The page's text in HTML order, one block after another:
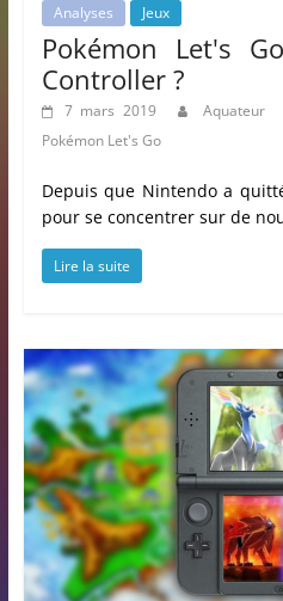
Analyses Jeux
Pokémon Let's
Controller ?
7 mars 2019 Aquateur
Pokémon Let's Go
Depuis que Nintendo a
pour se concentrer sur de
Lire la suite